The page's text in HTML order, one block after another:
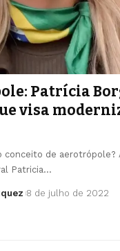
Patrícia
visa
conceito de aerotrópole?
Patricia…
8 de julho de 2022